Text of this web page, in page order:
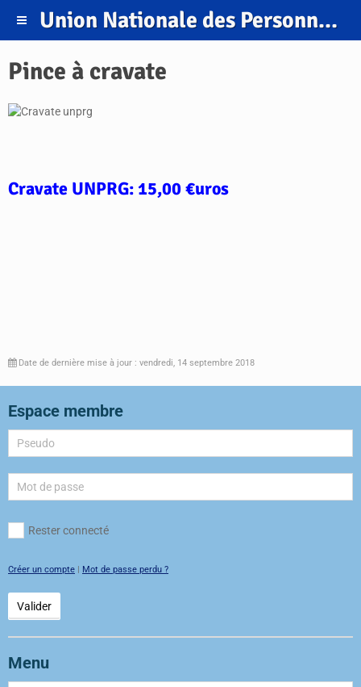
Union Nationale des Personnels et Retraités de la Gendarmerie.
Pince à cravate
Cravate UNPRG: 15,00 €uros
Date de dernière mise à jour : vendredi, 14 septembre 2018
Espace membre
Rester connecté
Créer un compte Mot de passe perdu ?
Valider
Menu